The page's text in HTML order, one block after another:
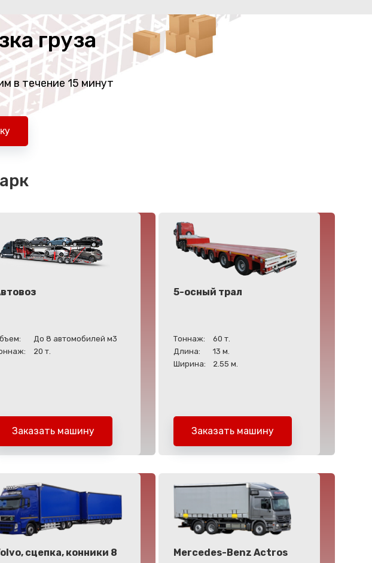
груза
в течение 15 минут
До 8 автомобилей м3
20 т.
Заказать машину
5-осный трал
Тоннаж:
60 т.
Длина:
13 м.
Ширина:
2.55 м.
Заказать машину
сцепка, конники 8
Mercedes-Benz Actros